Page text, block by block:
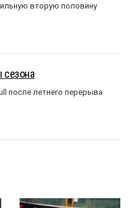
вторую половину
сезона
после летнего перерыва